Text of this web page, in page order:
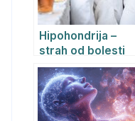
Hipohondrija –
strah od bolesti